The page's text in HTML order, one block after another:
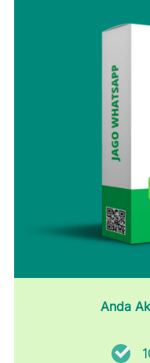
Anda